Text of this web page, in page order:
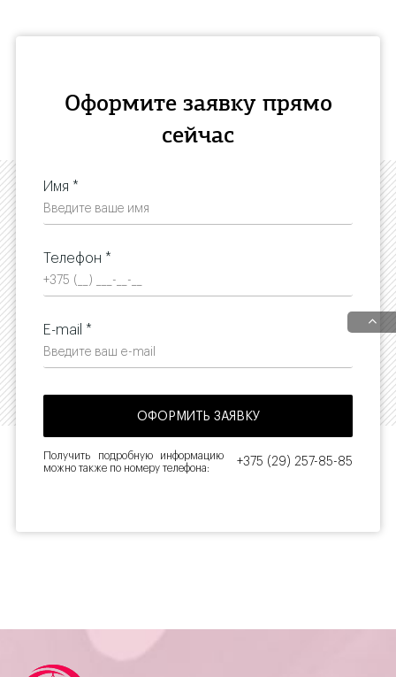
Оформите заявку прямо
сейчас
Имя *
Телефон *
E-mail *
Получить подробную информацию
можно также по номеру телефона:
+375 (29) 257-85-85